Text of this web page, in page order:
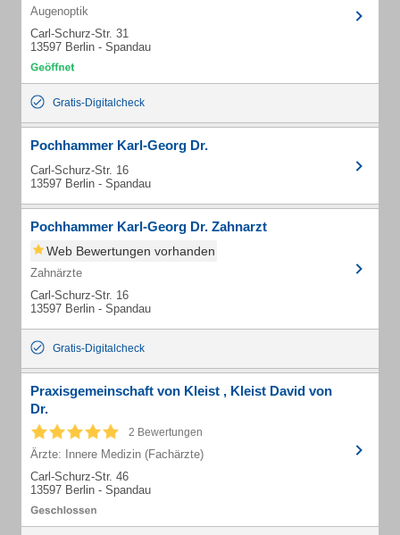
Augenoptik
Carl-Schurz-Str. 31
13597 Berlin - Spandau
Gratis-Digitalcheck
Pochhammer Karl-Georg Dr.
Carl-Schurz-Str. 16
13597 Berlin - Spandau
Pochhammer Karl-Georg Dr. Zahnarzt
Web Bewertungen vorhanden
Zahnärzte
Carl-Schurz-Str. 16
13597 Berlin - Spandau
Gratis-Digitalcheck
Praxisgemeinschaft von Kleist , Kleist David von
Dr.
2 Bewertungen
Ärzte: Innere Medizin (Fachärzte)
Carl-Schurz-Str. 46
13597 Berlin - Spandau